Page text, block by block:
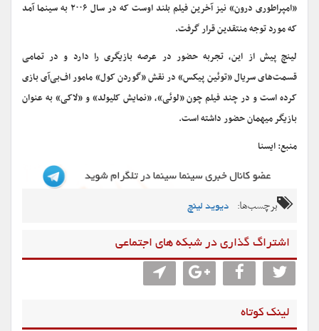
«امپراطوری درون» نیز آخرین فیلم بلند اوست که در سال ۲۰۰۶ به سینما آمد
که مورد توجه منتقدین قرار گرفت.
لینچ پیش از این، تجربه حضور در عرصه بازیگری را دارد و در تمامی
قسمت‌های سریال «توئین پیکس» در نقش «گوردن کول» مامور اف‌بی‌آی بازی
کرده است و در چند فیلم چون «لوئی»، «نمایش کلیولد» و «لاکی» به عنوان
بازیگر میهمان حضور داشته است.
منبع: ایسنا
برچسب‌ها: دیوید لینچ
اشتراگ گذاری در شبکه های اجتماعی
لینک کوتاه